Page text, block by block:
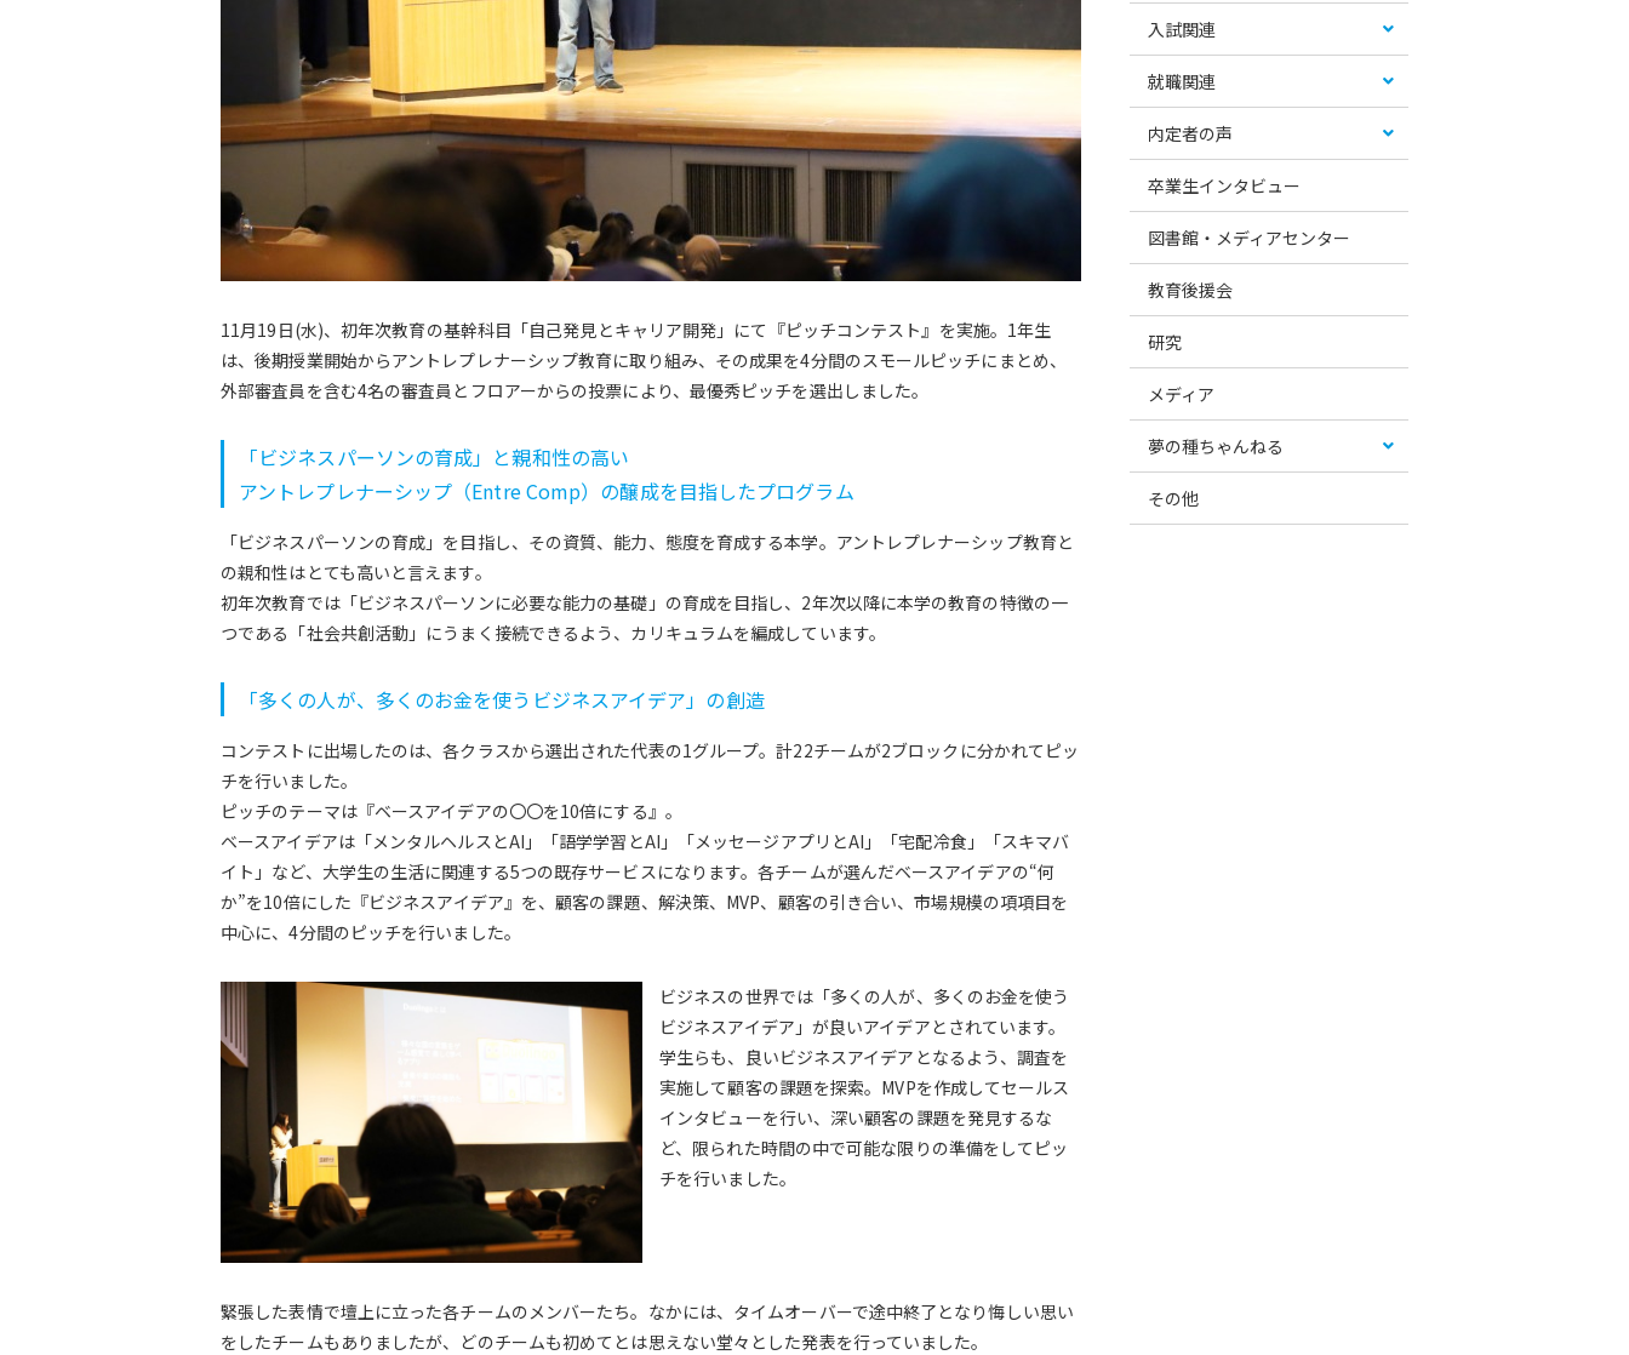
11月19日(水)、初年次教育の基幹科目「自己発見とキャリア開発」にて『ピッチコンテスト』を実施。1年生
は、後期授業開始からアントレプレナーシップ教育に取り組み、その成果を4分間のスモールピッチにまとめ、
外部審査員を含む4名の審査員とフロアーからの投票により、最優秀ピッチを選出しました。
「ビジネスパーソンの育成」と親和性の高い
アントレプレナーシップ（Entre Comp）の醸成を目指したプログラム
「ビジネスパーソンの育成」を目指し、その資質、能力、態度を育成する本学。アントレプレナーシップ教育と
の親和性はとても高いと言えます。
初年次教育では「ビジネスパーソンに必要な能力の基礎」の育成を目指し、2年次以降に本学の教育の特徴の一
つである「社会共創活動」にうまく接続できるよう、カリキュラムを編成しています。
「多くの人が、多くのお金を使うビジネスアイデア」の創造
コンテストに出場したのは、各クラスから選出された代表の1グループ。計22チームが2ブロックに分かれてピッ
チを行いました。
ピッチのテーマは『ベースアイデアの〇〇を10倍にする』。
ベースアイデアは「メンタルヘルスとAI」「語学学習とAI」「メッセージアプリとAI」「宅配冷食」「スキマバ
イト」など、大学生の生活に関連する5つの既存サービスになります。各チームが選んだベースアイデアの“何
か”を10倍にした『ビジネスアイデア』を、顧客の課題、解決策、MVP、顧客の引き合い、市場規模の項項目を
中心に、4分間のピッチを行いました。
ビジネスの世界では「多くの人が、多くのお金を使う
ビジネスアイデア」が良いアイデアとされています。
学生らも、良いビジネスアイデアとなるよう、調査を
実施して顧客の課題を探索。MVPを作成してセールス
インタビューを行い、深い顧客の課題を発見するな
ど、限られた時間の中で可能な限りの準備をしてピッ
チを行いました。
緊張した表情で壇上に立った各チームのメンバーたち。なかには、タイムオーバーで途中終了となり悔しい思い
をしたチームもありましたが、どのチームも初めてとは思えない堂々とした発表を行っていました。
入試関連
就職関連
内定者の声
卒業生インタビュー
図書館・メディアセンター
教育後援会
研究
メディア
夢の種ちゃんねる
その他